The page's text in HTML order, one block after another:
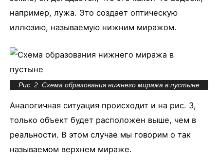
например, лужа. Это создает оптическую
иллюзию, называемую нижним миражом.
Рис. 2. Схема образования нижнего миража в пустыне
Аналогичная ситуация происходит и на рис. 3,
только объект будет расположен выше, чем в
реальности. В этом случае мы говорим о так
называемом верхнем мираже.